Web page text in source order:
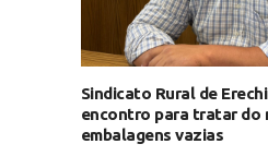
Sindicato Rural de
encontro para tratar do
embalagens vazias